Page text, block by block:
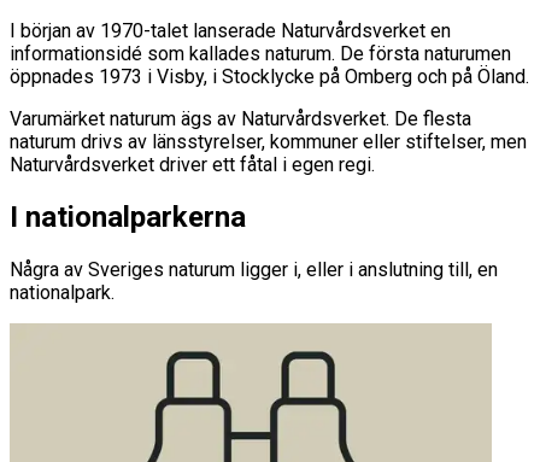
I början av 1970-talet lanserade Naturvårdsverket en
informationsidé som kallades naturum. De första naturumen
öppnades 1973 i Visby, i Stocklycke på Omberg och på Öland.
Varumärket naturum ägs av Naturvårdsverket. De flesta
naturum drivs av länsstyrelser, kommuner eller stiftelser, men
Naturvårdsverket driver ett fåtal i egen regi.
I nationalparkerna
Några av Sveriges naturum ligger i, eller i anslutning till, en
nationalpark.